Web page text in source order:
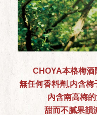
CHOYA本格梅酒
無任何香料劑,内含梅
內含南高梅
甜而不膩果韻